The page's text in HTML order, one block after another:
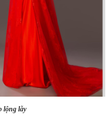
lộng lẫy